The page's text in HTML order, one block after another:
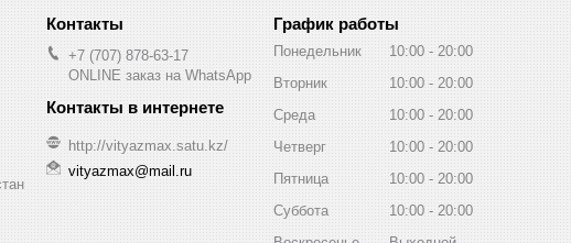
+7 (707) 878-63-17
ONLINE заказ на WhatsApp
http://vityazmax.satu.kz/
vityazmax@mail.ru
График работы
Понедельник 10:00
20:00
Вторник
10:00
20:00
Среда
10:00
20:00
Четверг
10:00
20:00
Пятница
10:00
20:00
Суббота
10:00
20:00